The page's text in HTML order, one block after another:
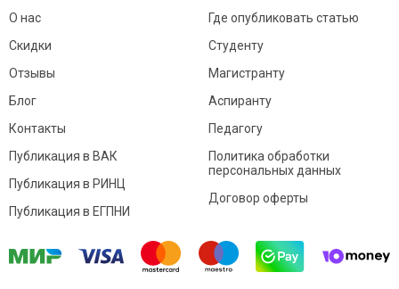
О нас
Скидки
Отзывы
Блог
Контакты
Где опубликовать статью
Студенту
Магистранту
Аспиранту
Педагогу
Публикация в ВАК
Публикация в РИНЦ
Публикация в ЕГПНИ
Политика обработки
персональных данных
Договор оферты